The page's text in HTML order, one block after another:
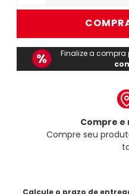
Finalize a
Compre
Compre seu